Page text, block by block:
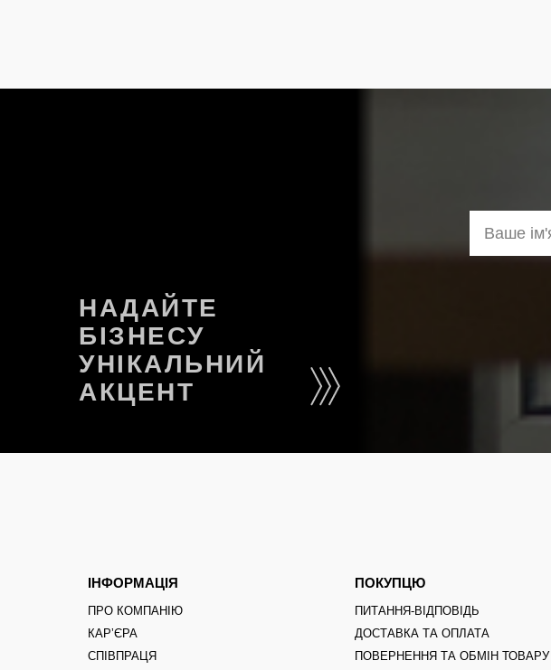
НАДАЙТЕ
БІЗНЕСУ
УНІКАЛЬНИЙ
АКЦЕНТ
ІНФОРМАЦІЯ
ПРО КОМПАНІЮ
КАРʼЄРА
СПІВПРАЦЯ
ПОКУПЦЮ
ПИТАННЯ-ВІДПОВІДЬ
ДОСТАВКА ТА ОПЛАТА
ПОВЕРНЕННЯ ТА ОБМІН ТОВАРУ